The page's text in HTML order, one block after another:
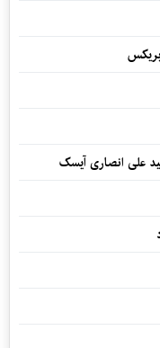
علی انصاری آیسک